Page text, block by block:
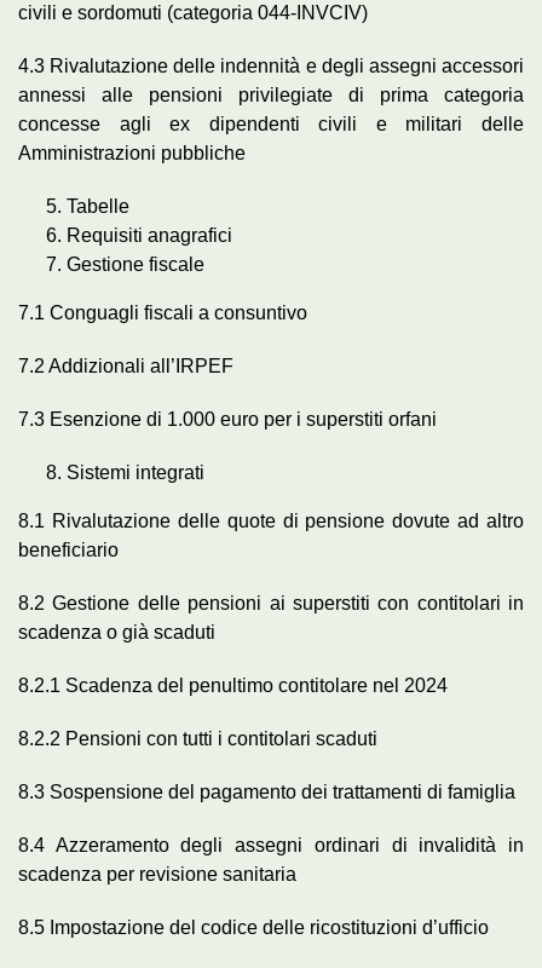
civili e sordomuti (categoria 044-INVCIV)
4.3 Rivalutazione delle indennità e degli assegni accessori
annessi alle pensioni privilegiate di prima categoria
concesse agli ex dipendenti civili e militari delle
Amministrazioni pubbliche
Tabelle
Requisiti anagrafici
Gestione fiscale
7.1 Conguagli fiscali a consuntivo
7.2 Addizionali all’IRPEF
7.3 Esenzione di 1.000 euro per i superstiti orfani
Sistemi integrati
8.1 Rivalutazione delle quote di pensione dovute ad altro
beneficiario
8.2 Gestione delle pensioni ai superstiti con contitolari in
scadenza o già scaduti
8.2.1 Scadenza del penultimo contitolare nel 2024
8.2.2 Pensioni con tutti i contitolari scaduti
8.3 Sospensione del pagamento dei trattamenti di famiglia
8.4 Azzeramento degli assegni ordinari di invalidità in
scadenza per revisione sanitaria
8.5 Impostazione del codice delle ricostituzioni d’ufficio